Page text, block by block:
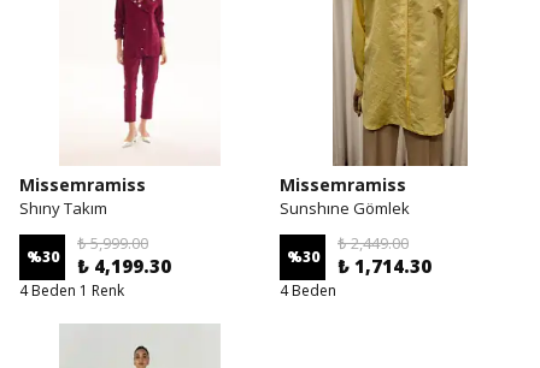
Missemramiss
Shıny Takım
%30
₺ 5,999.00
₺ 4,199.30
4 Beden 1 Renk
Missemramiss
Sunshıne Gömlek
%30
₺ 2,449.00
₺ 1,714.30
4 Beden